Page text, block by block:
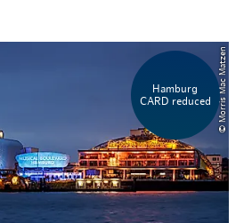
Hamburg
CARD reduced
© Morris Mac Matzen